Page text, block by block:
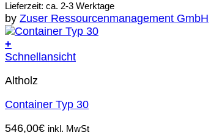
Lieferzeit: ca. 2-3 Werktage
by Zuser Ressourcenmanagement GmbH
+
Schnellansicht
Altholz
Container Typ 30
546,00€ inkl. MwSt